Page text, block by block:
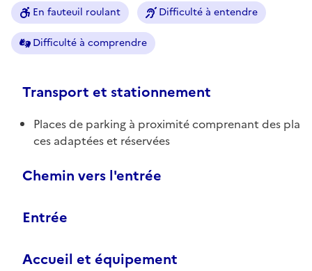
En fauteuil roulant Difficulté à entendre
Difficulté à comprendre
Transport et stationnement
Places de parking à proximité comprenant des pla
ces adaptées et réservées
Chemin vers l'entrée
Entrée
Accueil et équipement